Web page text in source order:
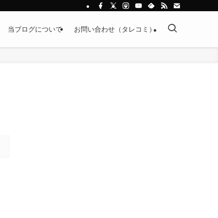
当ブログについて お問い合わせ（タレコミ）